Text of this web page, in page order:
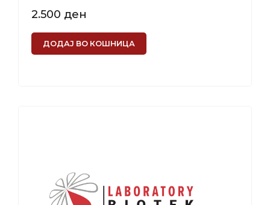
2.500 ден
ДОДАЈ ВО КОШНИЦА